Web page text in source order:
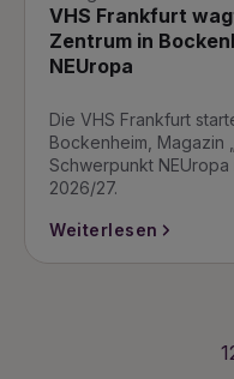
VHS Frankfurt
Zentrum in
NEUropa
Die VHS Frankfurt
Bockenheim, Magazin
Schwerpunkt
2026/27.
Weiterlesen
1